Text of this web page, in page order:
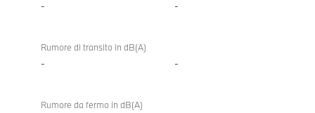
- -
Rumore di transito in dB(A)
- -
Rumore da fermo in dB(A)